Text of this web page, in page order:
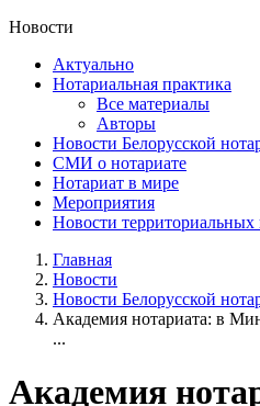
Новости
Актуально
Нотариальная практика
Все материалы
Авторы
Новости Белорусской
СМИ о нотариате
Нотариат в мире
Мероприятия
Новости территориальных
Главная
Новости
Новости Белорусской
Академия нотариата: в
...
Академия